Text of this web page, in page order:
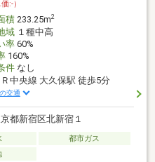
:-）
積233.25m2
域１種中高
率60%
160%
件なし
Ｒ中央線 大久保駅 徒歩5分
交通
都新宿区北新宿１
都市ガス